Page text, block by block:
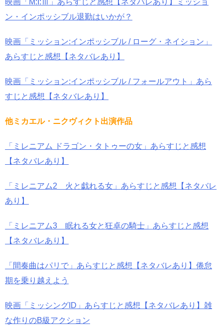
映画「M:I:Ⅲ」あらすじと感想【ネタバレあり】ミッショ
ン・インポッシブル退勤はいかが？
映画「ミッション:インポッシブル / ローグ・ネイション」
あらすじと感想【ネタバレあり】
映画「ミッション:インポッシブル / フォールアウト」あら
すじと感想【ネタバレあり】
他ミカエル・ニクヴィクト出演作品
「ミレニアム ドラゴン・タトゥーの女」あらすじと感想
【ネタバレあり】
「ミレニアム2 火と戯れる女」あらすじと感想【ネタバレ
あり】
「ミレニアム3 眠れる女と狂卓の騎士」あらすじと感想
【ネタバレあり】
「間奏曲はパリで」あらすじと感想【ネタバレあり】倦怠
期を乗り越えよう
映画「ミッシングID」あらすじと感想【ネタバレあり】雑
な作りのB級アクション